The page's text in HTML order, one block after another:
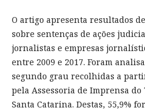
O artigo apresenta resultados
sobre sentenças de ações
jornalistas e empresas
entre 2009 e 2017. Foram
segundo grau recolhidas a
pela Assessoria de Imprensa
Santa Catarina. Destas, 55,9%